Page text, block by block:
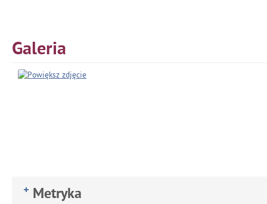
Galeria
Metryka